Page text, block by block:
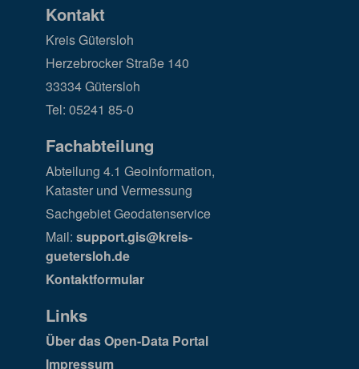
Kontakt
Kreis Gütersloh
Herzebrocker Straße 140
33334 Gütersloh
Tel: 05241 85-0
Fachabteilung
Abteilung 4.1 Geoinformation,
Kataster und Vermessung
Sachgebiet Geodatenservice
Mail: support.gis@kreis-
guetersloh.de
Kontaktformular
Links
Über das Open-Data Portal
Impressum